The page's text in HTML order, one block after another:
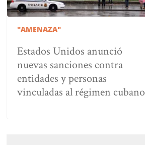
"AMENAZA"
Estados Unidos anunció
nuevas sanciones contra
entidades y personas
vinculadas al régimen cubano